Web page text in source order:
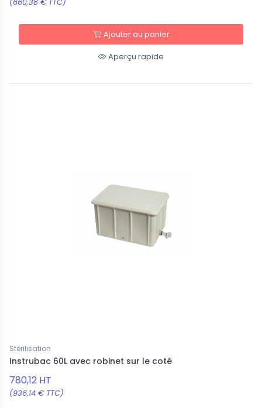
(660,38 € TTC)
Ajouter au panier
Aperçu rapide
Stérilisation
Instrubac 60L avec robinet sur le coté
780,12 HT
(936,14 € TTC)